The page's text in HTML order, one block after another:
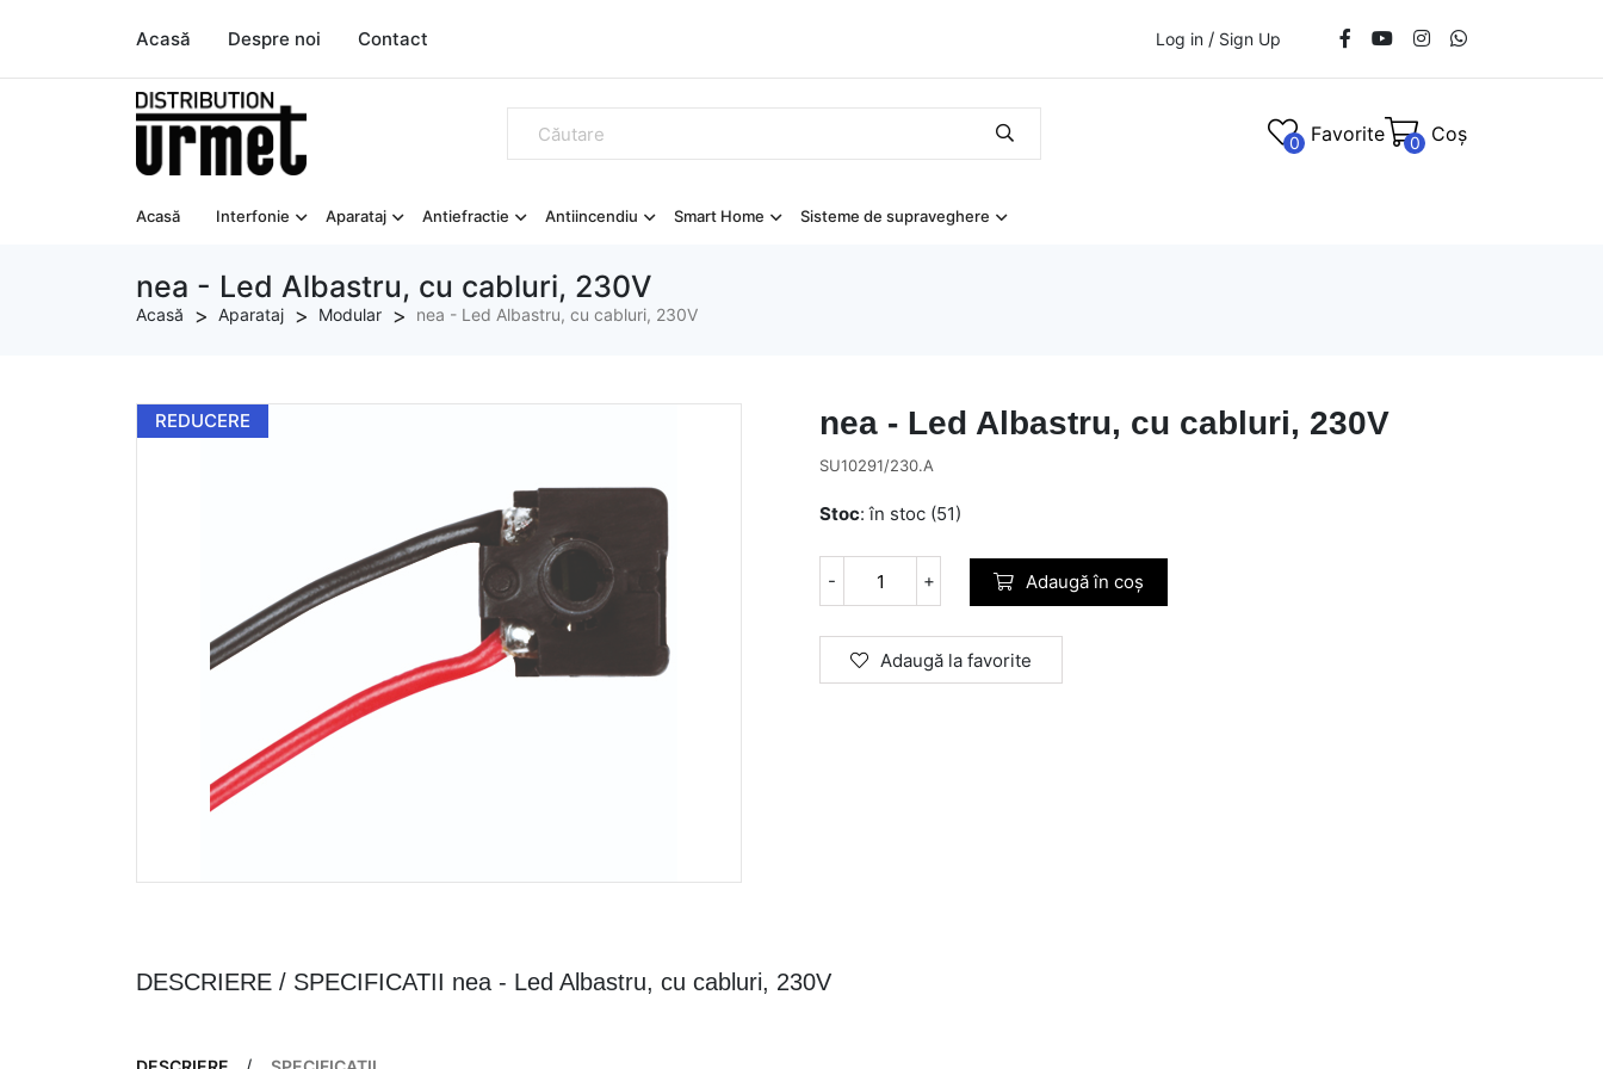
Acasă Despre noi Contact Log in / Sign Up
0 Favorite 0 Coș
Acasă Interfonie Aparataj Antiefractie Antiincendiu Smart Home Sisteme de supraveghere
nea - Led Albastru, cu cabluri, 230V
Acasă Aparataj Modular nea - Led Albastru, cu cabluri, 230V
REDUCERE nea - Led Albastru, cu cabluri, 230V
SU10291/230.A
Stoc: în stoc (51)
- + Adaugă în coș
Adaugă la favorite
DESCRIERE / SPECIFICATII nea - Led Albastru, cu cabluri, 230V